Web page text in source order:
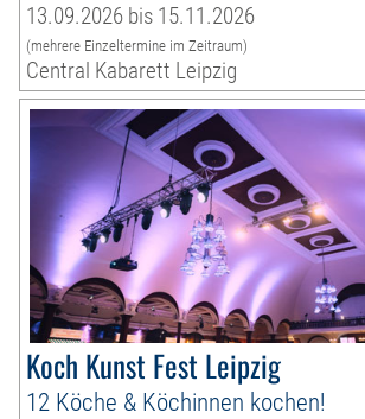
13.09.2026 bis 15.11.2026
(mehrere Einzeltermine im Zeitraum)
Central Kabarett Leipzig
Koch Kunst Fest Leipzig
12 Köche & Köchinnen kochen!